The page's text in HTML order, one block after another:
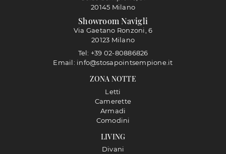
LIVING
Divani
ZONA NOTTE
Letti
Camerette
Armadi
Comodini
20145 Milano
Showroom Navigli
Via Gaetano Ronzoni, 6
20123 Milano
Tel: +39 02-80886826
Email: info@stosapointsempione.it